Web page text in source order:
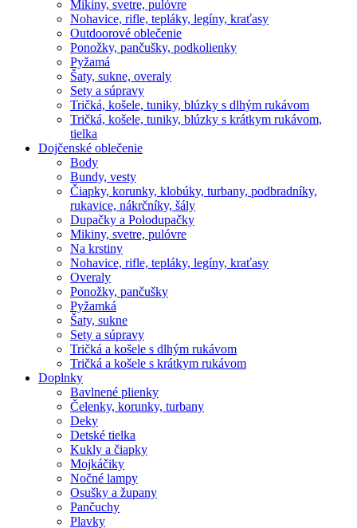
Mikiny, svetre, pulóvre
Nohavice, rifle, tepláky, legíny, kraťasy
Outdoorové oblečenie
Ponožky, pančušky, podkolienky
Pyžamá
Šaty, sukne, overaly
Sety a súpravy
Tričká, košele, tuniky, blúzky s dlhým rukávom
Tričká, košele, tuniky, blúzky s krátkym rukávom,
tielka
Dojčenské oblečenie
Body
Bundy, vesty
Čiapky, korunky, klobúky, turbany, podbradníky,
rukavice, nákrčníky, šály
Dupačky a Polodupačky
Mikiny, svetre, pulóvre
Na krstiny
Nohavice, rifle, tepláky, legíny, kraťasy
Overaly
Ponožky, pančušky
Pyžamká
Šaty, sukne
Sety a súpravy
Tričká a košele s dlhým rukávom
Tričká a košele s krátkym rukávom
Doplnky
Bavlnené plienky
Čelenky, korunky, turbany
Deky
Detské tielka
Kukly a čiapky
Mojkáčiky
Nočné lampy
Osušky a župany
Pančuchy
Plavky